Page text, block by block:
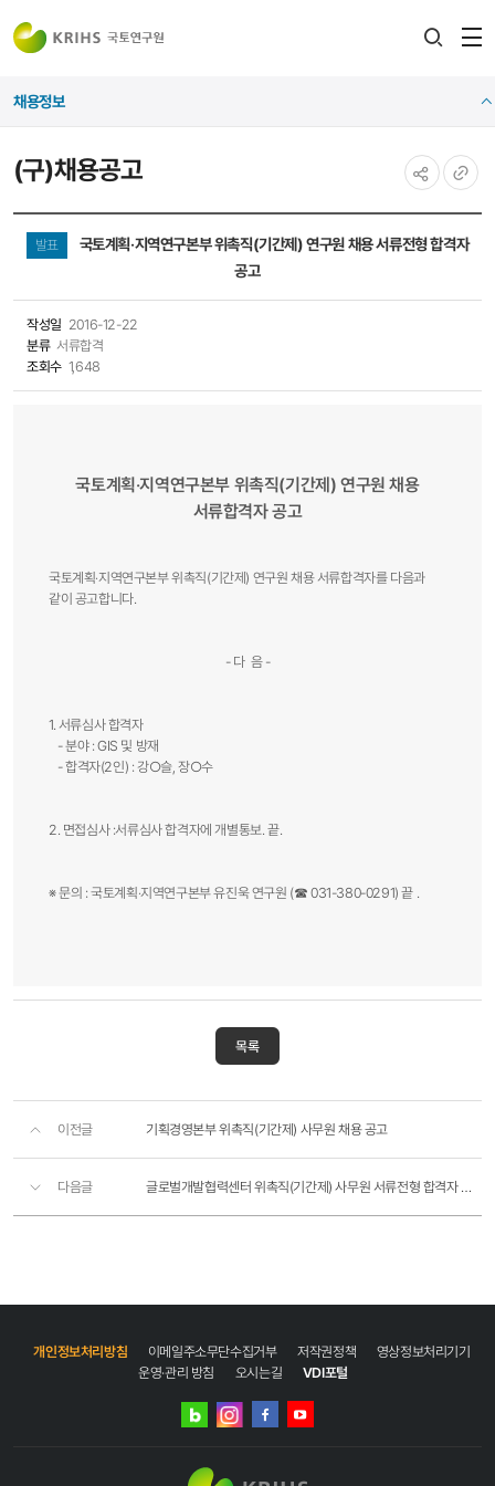
(구)채용공고
채용정보
복사
발표
국토계획‧지역연구본부​​​​ 위촉직(기간제) 연구원 채용 서류전형 합격자​
공고​
작성일 2016-12-22
분류 서류합격
조회수 1,648
국토계획‧지역연구본부​​​​ 위촉직(기간제) 연구원 채용
서류합격자​ 공고​
국토계획‧지역연구본부 위촉직(기간제) 연구원 채용 서류합격자를 다음과
같이 공고합니다.
- 다 음 -
1. 서류심사 합격자
- 분야 : GIS 및 방재
​- 합격자(2인)​ : 강○슬, 장○수
2. 면접심사 :서류심사 합격자에 개별통보. 끝.
※ 문의 : 국토계획‧지역연구본부 유진욱 연구원 (☎ 031-380-0291) 끝 .​
목록
이전글 기획경영본부 위촉직(기간제) 사무원 채용 공고
다음글 글로벌개발협력센터 위촉직(기간제) 사무원 서류전형 합격자 공고
개인정보처리방침 이메일주소무단수집거부 저작권정책
영상정보처리기기
운영·관리 방침
오시는길 VDI포털
네이버
인스타그램